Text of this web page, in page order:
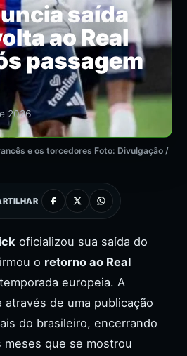
saída
ao Real
passagem
2026
e os torcedores Foto: Divulgação /
oficializou sua saída do
o retorno ao Real
europeia. A
de uma publicação
do brasileiro, encerrando
que se mostrou